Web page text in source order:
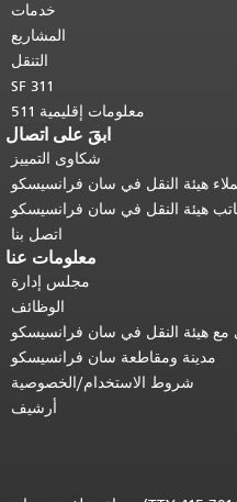
خدمات
المشاريع
التنقل
SF 311
معلومات إقليمية 511
ابقَ على اتصال
شكاوى التمييز
هيئة النقل في سان فرانسيسكو
هيئة النقل في سان فرانسيسكو
اتصل بنا
معلومات عنا
مجلس إدارة
الوظائف
مع هيئة النقل في سان فرانسيسكو
مدينة ومقاطعة سان فرانسيسكو
شروط الاستخدام/الخصوصية
أرشيف